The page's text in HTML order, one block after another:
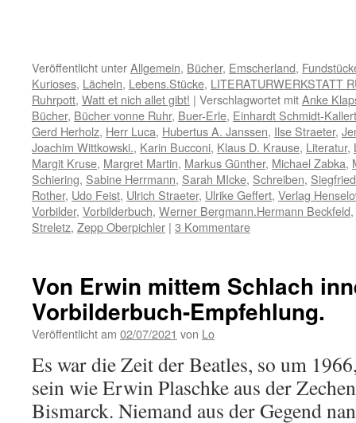
Veröffentlicht unterAllgemein, Bücher, Emscherland,
Kurioses, Lächeln, Lebens.Stücke, LITERATURWERKSTATT
Ruhrpott, Watt et nich allet gibt! | Verschlagwortet mitAnke
Bücher, Bücher vonne Ruhr, Buer-Erle, Einhardt Schmidt-Kallert
Gerd Herholz, Herr Luca, Hubertus A. Janssen, Ilse Straeter,
Joachim Wittkowski., Karin Bucconi, Klaus D. Krause, Literatur,
Margit Kruse, Margret Martin, Markus Günther, Michael Zabka,
Schiering, Sabine Herrmann, Sarah MIcke, Schreiben,
Rother, Udo Feist, Ulrich Straeter, Ulrike Geffert, Verlag
Vorbilder, Vorbilderbuch, Werner Bergmann.Hermann Beckfeld,
Streletz, Zepp Oberpichler | 3 Kommentare
Von Erwin mittem Schlach
Vorbilderbuch-Empfehlung.
Veröffentlicht am 02/07/2021 von Lo
Es war die Zeit der Beatles, so um
sein wie Erwin Plaschke aus der
Bismarck. Niemand aus der Gegend